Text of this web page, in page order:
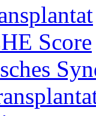
Score